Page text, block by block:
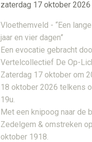
zaterdag 17 oktober 2026
Vloethemveld - “Een
jaar en vier dagen”
Een evocatie gebracht
Vertelcollectief De Op-
Zaterdag 17 oktober om
18 oktober 2026 telkens
19u.
Met een knipoog naar de
Zedelgem & omstreken
oktober 1918.